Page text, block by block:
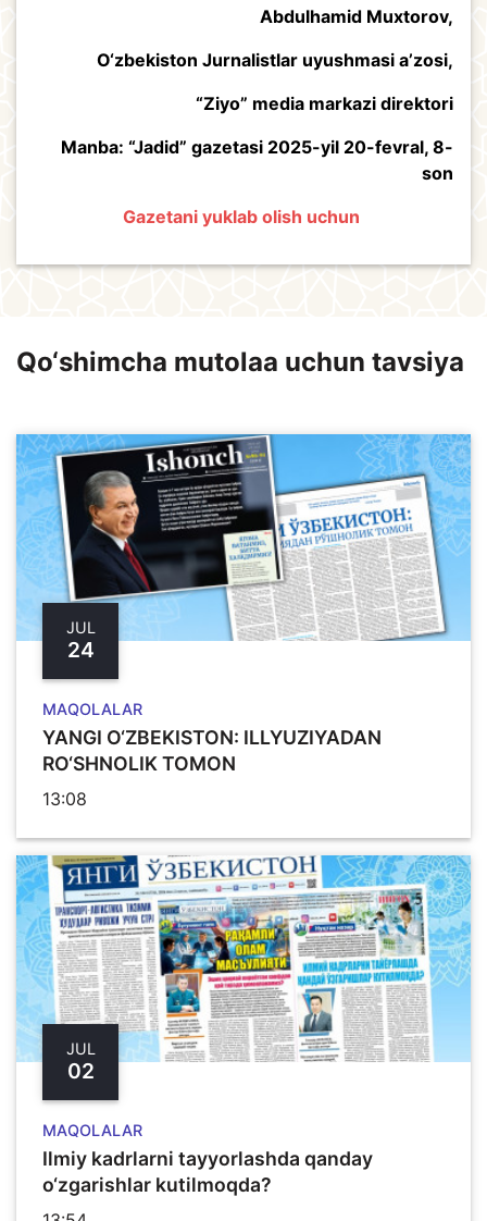
Abdulhamid Muxtorov,
O‘zbekiston Jurnalistlar uyushmasi a’zosi,
“Ziyo” media markazi direktori
Manba: “Jadid” gazetasi 2025-yil 20-fevral, 8-
son
Gazetani yuklab olish uchun
Qo‘shimcha mutolaa uchun tavsiya
JUL
24
MAQOLALAR
YANGI O‘ZBЕKISTON: ILLYUZIYADAN
RO‘SHNOLIK TOMON
13:08
JUL
02
MAQOLALAR
Ilmiy kadrlarni tayyorlashda qanday
o‘zgarishlar kutilmoqda?